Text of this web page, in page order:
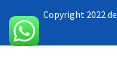
Copyright 2022 de